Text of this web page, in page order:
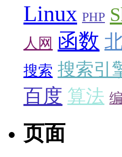
Linux PHP
人网 函数
搜索 搜索引
百度 算法
页面